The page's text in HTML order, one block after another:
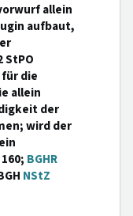
allein
aufbaut,
StPO
die
allein
der
wird der
BGHR
NStZ